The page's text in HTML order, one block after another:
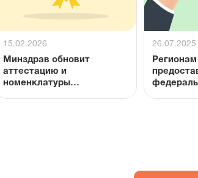
15.02.2026
Минздрав обновит
аттестацию и
номенклатуры
26.07.2025